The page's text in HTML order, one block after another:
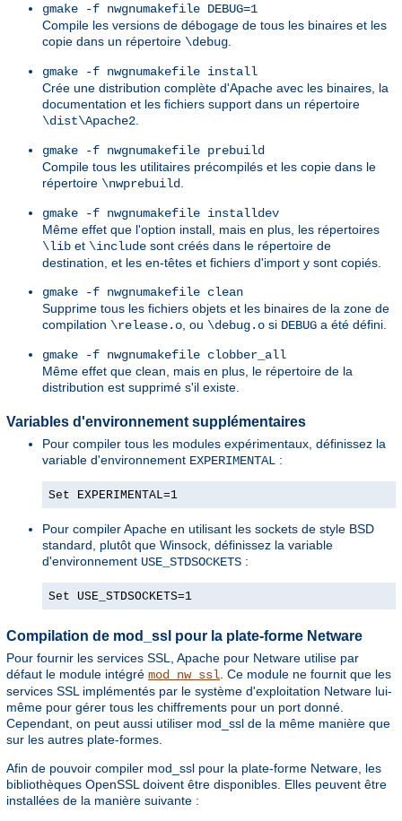
gmake -f nwgnumakefile DEBUG=1
Compile les versions de débogage de tous les binaires et les
copie dans un répertoire \debug
gmake -f nwgnumakefile install
Crée une distribution complète d'Apache avec les binaires, la
documentation et les fichiers support dans un répertoire
\dist\Apache2
gmake -f nwgnumakefile prebuild
Compile tous les utilitaires précompilés et les copie dans le
répertoire \nwprebuild
gmake -f nwgnumakefile installdev
Même effet que l'option install, mais en plus, les répertoires
\lib et \include sont créés dans le répertoire de
destination, et les en-têtes et fichiers d'import y sont copiés.
gmake -f nwgnumakefile clean
Supprime tous les fichiers objets et les binaires de la zone de
compilation \release.o , ou \debug.o si DEBUG a été défini.
gmake -f nwgnumakefile clobber_all
Même effet que clean, mais en plus, le répertoire de la
distribution est supprimé s'il existe.
Variables d'environnement supplémentaires
Pour compiler tous les modules expérimentaux, définissez la
variable d'environnement EXPERIMENTAL :
Set EXPERIMENTAL=1
Pour compiler Apache en utilisant les sockets de style BSD
standard, plutôt que Winsock, définissez la variable
d'environnement USE_STDSOCKETS :
Set USE_STDSOCKETS=1
Compilation de mod_ssl pour la plate-forme Netware
Pour fournir les services SSL, Apache pour Netware utilise par
défaut le module intégré mod_nw_ssl. Ce module ne fournit que les
services SSL implémentés par le système d'exploitation Netware lui-
même pour gérer tous les chiffrements pour un port donné.
Cependant, on peut aussi utiliser mod_ssl de la même manière que
sur les autres plate-formes.
Afin de pouvoir compiler mod_ssl pour la plate-forme Netware, les
bibliothèques OpenSSL doivent être disponibles. Elles peuvent être
installées de la manière suivante :